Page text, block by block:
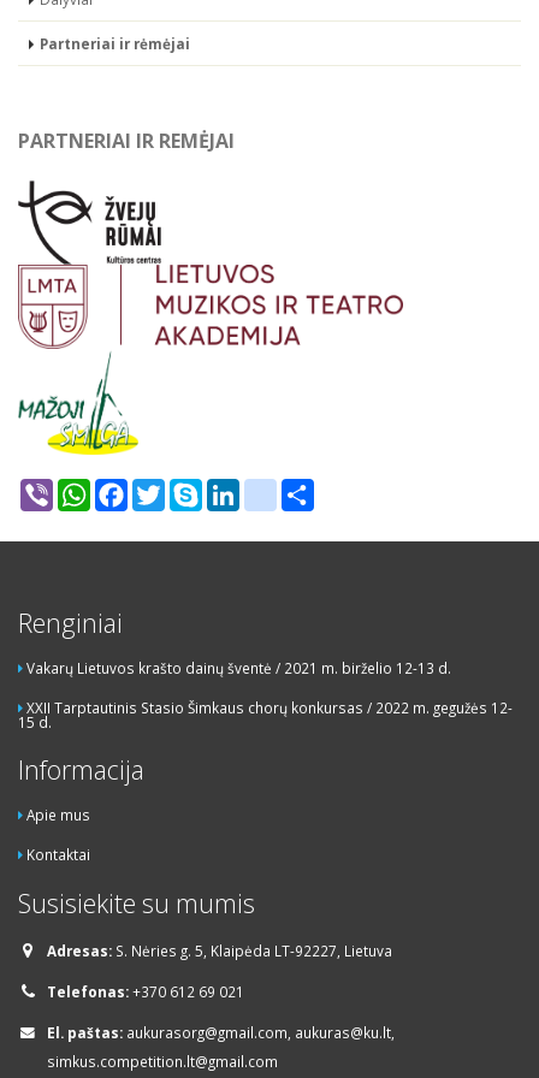
Partneriai ir rėmėjai
PARTNERIAI IR REMĖJAI
Viber WhatsAppFacebook
TwitterSkypeLinkedIngoogle_bookmarks
Renginiai
Vakarų Lietuvos krašto dainų šventė / 2021 m. birželio 12-13 d.
XXII Tarptautinis Stasio Šimkaus chorų konkursas / 2022 m. gegužės 12-
15 d.
Informacija
Apie mus
Kontaktai
Susisiekite su mumis
Adresas: S. Nėries g. 5, Klaipėda LT-92227, Lietuva
Telefonas:+370 612 69 021
El. paštas: aukurasorg@gmail.com, aukuras@ku.lt,
simkus.competition.lt@gmail.com